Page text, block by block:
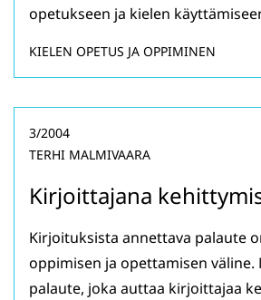
opetukseen ja kielen
KIELEN OPETUS JA OPPIMINEN
Kirjoittajana
3/2004
TERHI MALMIVAARA
Kirjoituksista annettava palaute
oppimisen ja opettamisen väline.
palaute, joka auttaa kirjoittajaa